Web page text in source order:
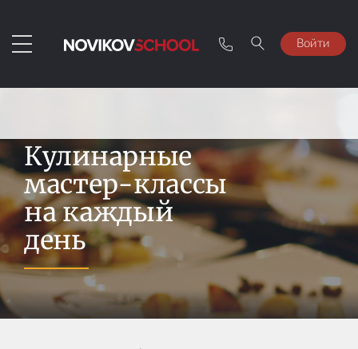
Войти
Кулинарные
мастер-классы
на каждый
день